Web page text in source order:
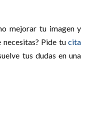
mejorar tu imagen y
necesitas? Pide tucita
tus dudas en una